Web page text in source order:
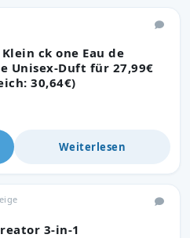
ck one Eau de
Unisex-Duft für 27,99€
30,64€)
Weiterlesen
3-in-1